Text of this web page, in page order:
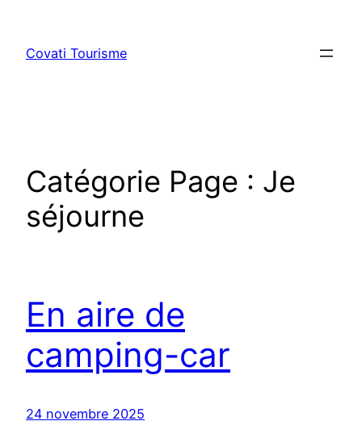
contenu
Covati Tourisme
Catégorie Page : Je
séjourne
En aire de
camping-car
24 novembre 2025